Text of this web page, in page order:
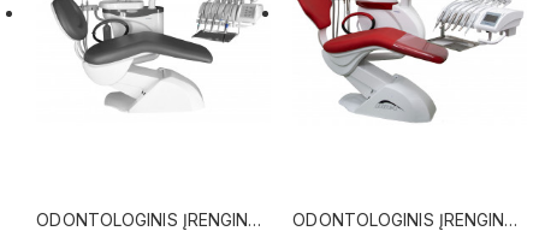
ODONTOLOGINIS ĮRENGINYS
ODONTOLOGINIS ĮRENGINYS